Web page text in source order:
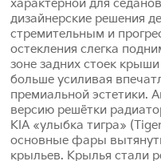
характерной для
дизайнерские решения
стремительным и
остекления слегка
зоне задних стоек
больше усиливая
премиальной эстетики.
версию решётки
KIA «улыбка тигра»
основные фары
крыльев. Крылья стали